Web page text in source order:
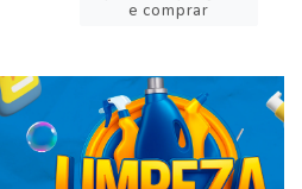
e comprar